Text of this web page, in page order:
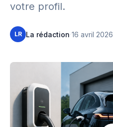
votre profil.
LR La rédaction·16 avril 2026